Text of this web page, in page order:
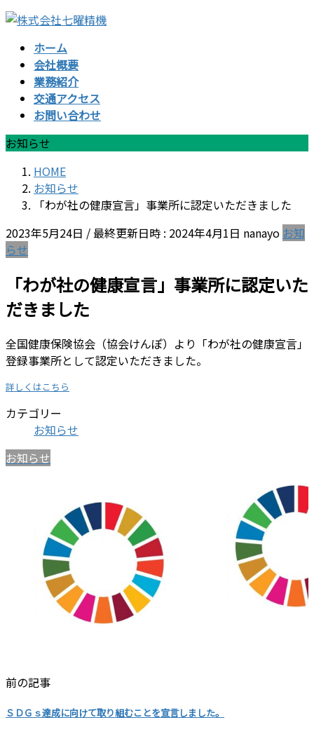
コ
キ
ッ
ナ
に
移
ホーム
会社概要
業務紹介
交通アクセス
お問い合わせ
お知らせ
HOME
お知らせ
「わが社の健康宣言」事業所に認定いただきました
2023年5月24日 / 最終更新日時 : 2024年4月1日 nanayo お知
らせ
「わが社の健康宣言」事業所に認定いた
だきました
全国健康保険協会（協会けんぽ）より「わが社の健康宣言」
登録事業所として認定いただきました。
詳しくはこちら
カテゴリー
お知らせ
お知らせ
前の記事
ＳＤＧｓ達成に向けて取り組むことを宣言しました。